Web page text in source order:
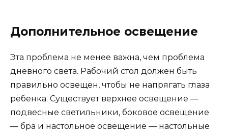
Дополнительное освещение
Эта проблема не менее важна, чем проблема
дневного света. Рабочий стол должен быть
правильно освещен, чтобы не напрягать глаза
ребенка. Существует верхнее освещение —
подвесные светильники, боковое освещение
— бра и настольное освещение — настольные